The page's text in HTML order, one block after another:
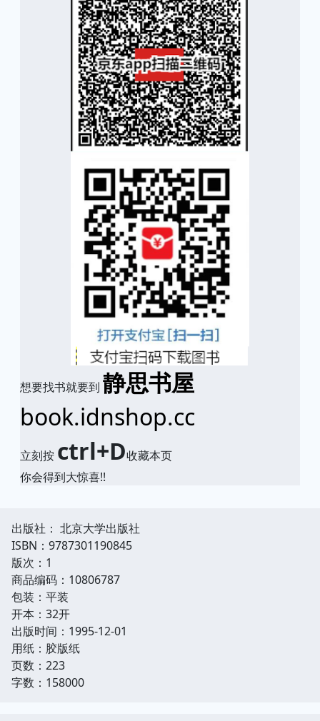
想要找书就要到 静思书屋
book.idnshop.cc
立刻按 ctrl+D收藏本页
你会得到大惊喜!!
出版社： 北京大学出版社
ISBN：9787301190845
版次：1
商品编码：10806787
包装：平装
开本：32开
出版时间：1995-12-01
用纸：胶版纸
页数：223
字数：158000